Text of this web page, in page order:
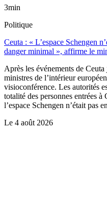
3min
Politique
Ceuta : « L’espace Schengen
danger minimal », affirme le
Après les événements de
ministres de l’intérieur
visioconférence. Les autorités
totalité des personnes entrées
l’espace Schengen n’était pas
Le 4 août 2026